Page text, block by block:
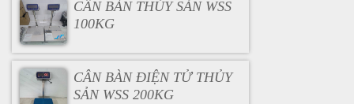
CÂN BÀN THỦY SẢN WSS
100KG
CÂN BÀN ĐIỆN TỬ THỦY
SẢN WSS 200KG